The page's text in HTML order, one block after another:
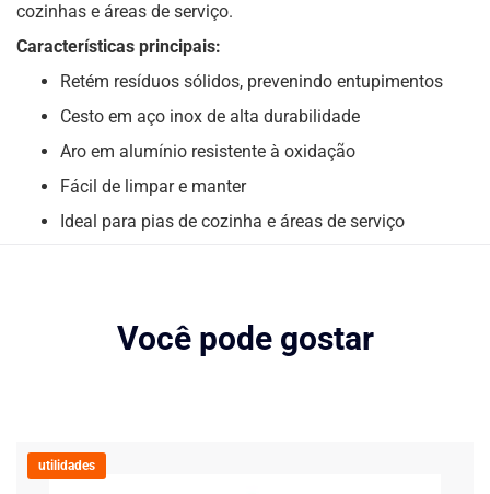
cozinhas e áreas de serviço.
Características principais:
Retém resíduos sólidos, prevenindo entupimentos
Cesto em aço inox de alta durabilidade
Aro em alumínio resistente à oxidação
Fácil de limpar e manter
Ideal para pias de cozinha e áreas de serviço
Você pode gostar
utilidades